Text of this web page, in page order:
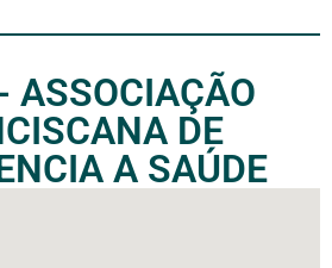
ASSOCIAÇÃO
DE
A SAÚDE